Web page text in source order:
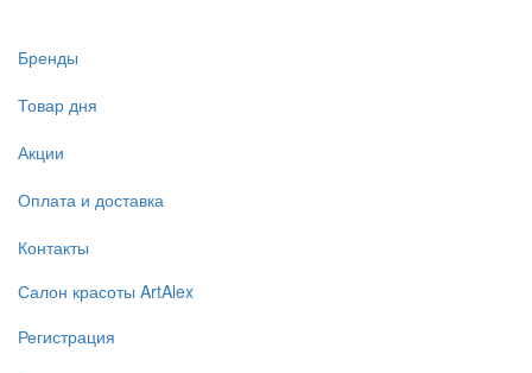
Бренды
Товар дня
Акции
Оплата и доставка
Контакты
Салон красоты ArtAlex
Регистрация